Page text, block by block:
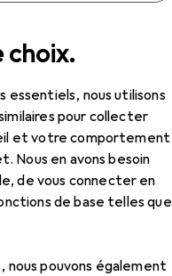
choix.
essentiels, nous utilisons
pour collecter
et votre comportement
Nous en avons besoin
de vous connecter en
de base telles que
nous pouvons également
basses S1
de sécurité basses S1
basses S1